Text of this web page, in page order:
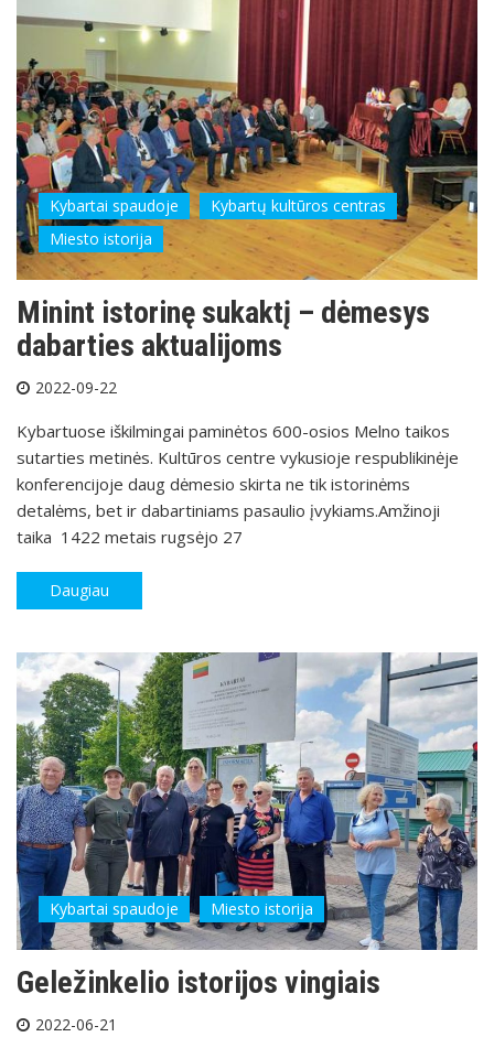
Kybartai spaudoje
Kybartų kultūros centras
Miesto istorija
Minint istorinę sukaktį – dėmesys
dabarties aktualijoms
2022-09-22
Kybartuose iškilmingai paminėtos 600-osios Melno taikos
sutarties metinės. Kultūros centre vykusioje respublikinėje
konferencijoje daug dėmesio skirta ne tik istorinėms
detalėms, bet ir dabartiniams pasaulio įvykiams.Amžinoji
taika 1422 metais rugsėjo 27
Daugiau
Kybartai spaudoje Miesto istorija
Geležinkelio istorijos vingiais
2022-06-21